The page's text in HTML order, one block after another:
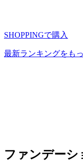
SHOPPINGで購入
最新ランキングをも
ファンデーシ